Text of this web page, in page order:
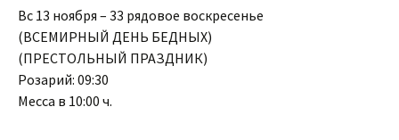
Вс 13 ноября – 33 рядовое воскресенье
(ВСЕМИРНЫЙ ДЕНЬ БЕДНЫХ)
(ПРЕСТОЛЬНЫЙ ПРАЗДНИК)
Розарий: 09:30
Месса в 10:00 ч.